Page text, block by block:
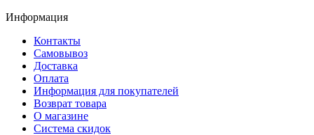
Информация
Контакты
Самовывоз
Доставка
Оплата
Информация для покупателей
Возврат товара
О магазине
Система скидок